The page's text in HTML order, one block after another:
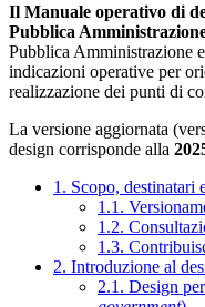
Il Manuale operativo di
Pubblica
Pubblica Amministrazione
indicazioni operative per
realizzazione dei punti di
La versione aggiornata
design corrisponde alla
1. Scopo, destinatari
1.1.
1.2.
1.3.
2. Introduzione al
2.1. Design